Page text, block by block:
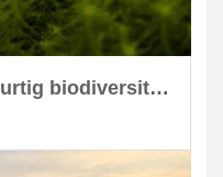
Miyawaki-skove giver hurtig biodiversitet i skandinaviske byer